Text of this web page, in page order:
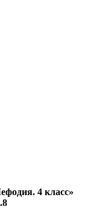
4 класс»